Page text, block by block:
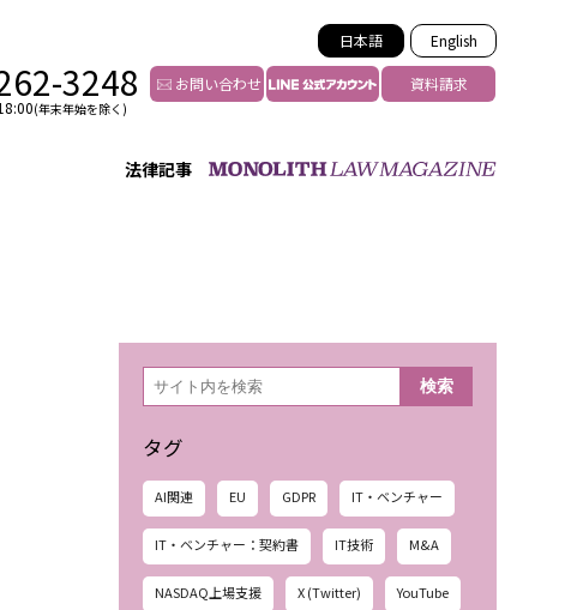
日本語 English
3248
(年末年始を除く)
お問い合わせ 資料請求
法律記事
ィング汚染の削除対策
能等活動の削除
YouTube等SNSのM&A
検
索 検索
タグ
AI関連 EU GDPR IT・ベンチャー
IT・ベンチャー：契約書 IT技術 M&A
NASDAQ上場支援 X (Twitter) YouTube